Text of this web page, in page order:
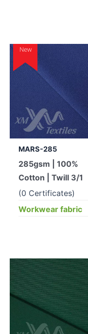
New
MARS-285
285gsm | 100%
Cotton | Twill 3/1
(0 Certificates)
Workwear fabric